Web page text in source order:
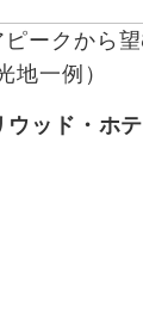
ウッド・ホテ